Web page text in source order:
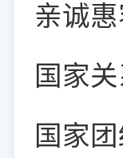
亲诚
国家
国家